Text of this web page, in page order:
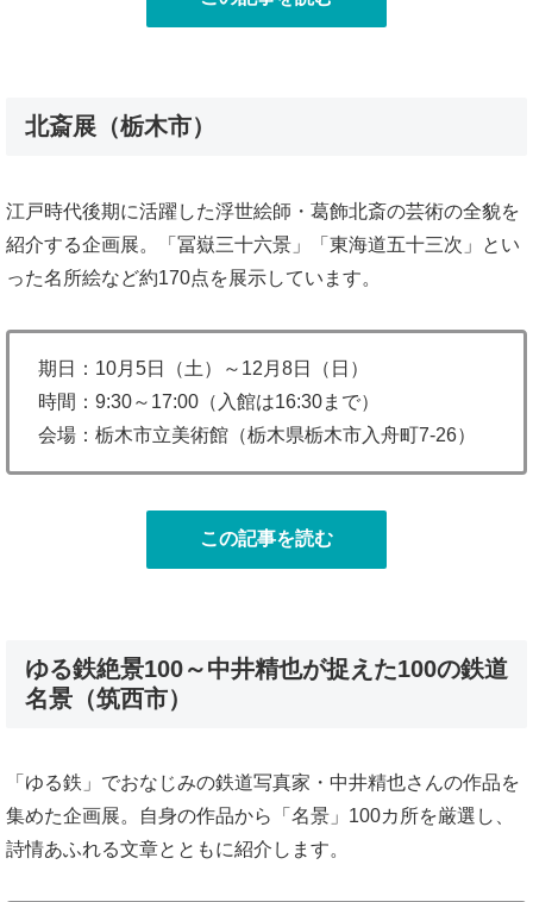
北斎展（栃木市）
江戸時代後期に活躍した浮世絵師・葛飾北斎の芸術の全貌を
紹介する企画展。「冨嶽三十六景」「東海道五十三次」とい
った名所絵など約170点を展示しています。
期日：10月5日（土）～12月8日（日）
時間：9:30～17:00（入館は16:30まで）
会場：栃木市立美術館（栃木県栃木市入舟町7-26）
この記事を読む
ゆる鉄絶景100～中井精也が捉えた100の鉄道
名景（筑西市）
「ゆる鉄」でおなじみの鉄道写真家・中井精也さんの作品を
集めた企画展。自身の作品から「名景」100カ所を厳選し、
詩情あふれる文章とともに紹介します。